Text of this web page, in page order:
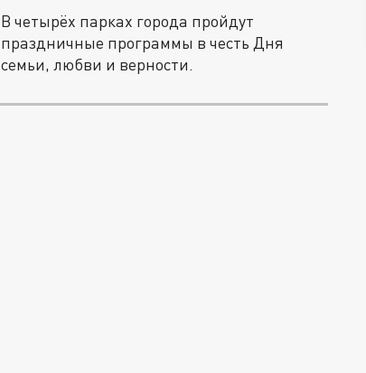
В четырёх парках города пройдут
праздничные программы в честь Дня
семьи, любви и верности.